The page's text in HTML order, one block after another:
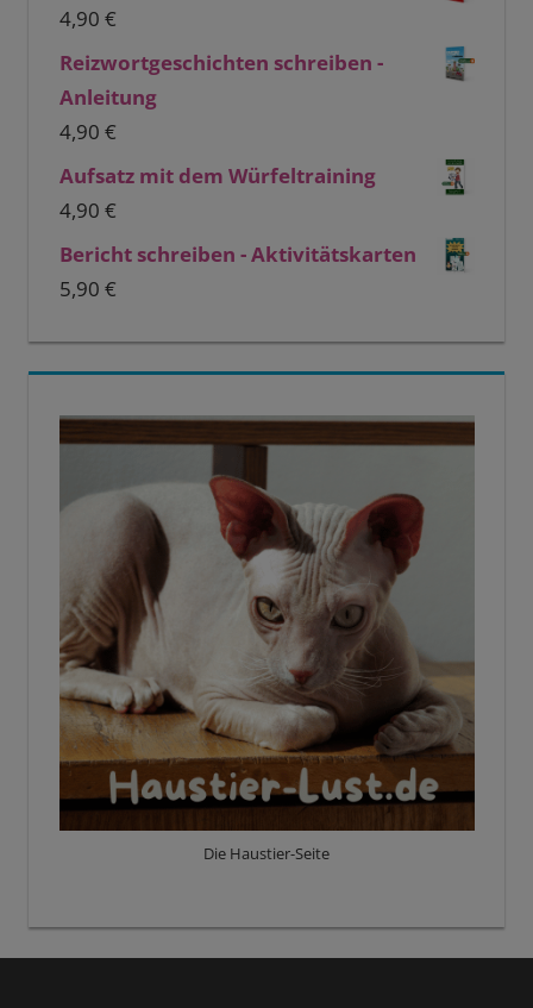
4,90 €
Reizwortgeschichten schreiben -
Anleitung
4,90 €
Aufsatz mit dem Würfeltraining
4,90 €
Bericht schreiben - Aktivitätskarten
5,90 €
Die Haustier-Seite